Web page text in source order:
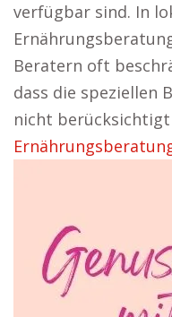
verfügbar sind. In
Beratern oft
dass die speziellen
nicht berücksichtigt